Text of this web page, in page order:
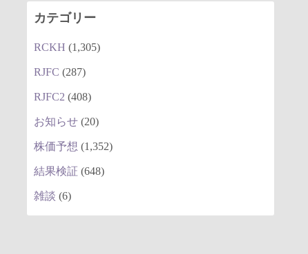
カテゴリー
RCKH (1,305)
RJFC (287)
RJFC2 (408)
お知らせ (20)
株価予想 (1,352)
結果検証 (648)
雑談 (6)